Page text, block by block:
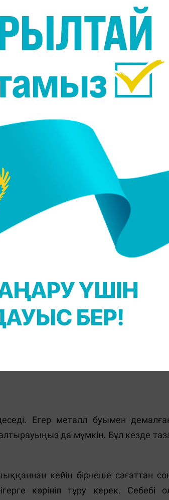
түсуі жатады.
металл дәмнен бөлек, жүрек айнуы
келмейтін дәрумендер жинағы мен
Оның мөлшерін қан анализын
металл дәм шығуына әкелуі мүмкін.
және олар аузынан металл дәм
емдеуге қолданылатын дәрілік
себебінен ауызда металл дәм
қабылдайтыны жүйке жүйесіне
бар адамдар аузынан металл дәм
Егер металл буымен
да мүмкін. Бұл кезде
кейін бірнеше сағаттан
көрініп тұру керек. Себебі